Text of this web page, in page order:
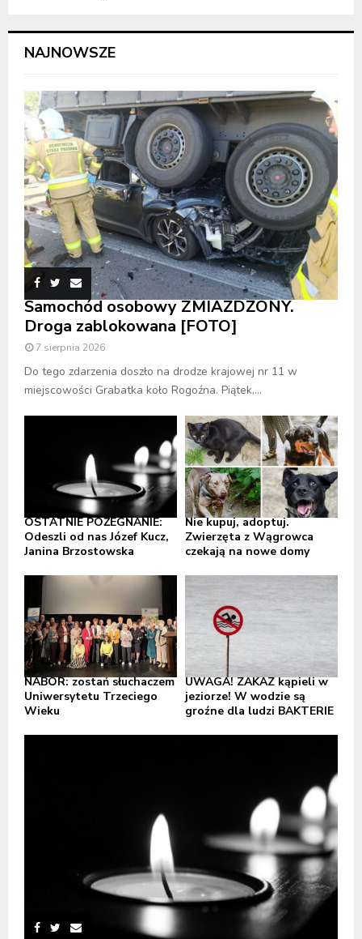
NAJNOWSZE
Samochód osobowy ZMIAŻDŻONY.
Droga zablokowana [FOTO]
7 sierpnia 2026
Do tego zdarzenia doszło na drodze krajowej nr 11 w
miejscowości Grabatka koło Rogoźna. Piątek,...
OSTATNIE POŻEGNANIE:
Odeszli od nas Józef Kucz,
Janina Brzostowska
Nie kupuj, adoptuj.
Zwierzęta z Wągrowca
czekają na nowe domy
NABÓR: zostań słuchaczem
Uniwersytetu Trzeciego
Wieku
UWAGA! ZAKAZ kąpieli w
jeziorze! W wodzie są
groźne dla ludzi BAKTERIE